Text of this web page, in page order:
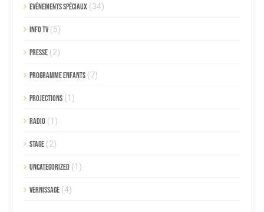
Evénements spéciaux (34)
Info TV (5)
Presse (2)
Programme enfants (7)
Projections (1)
Radio (1)
Stage (2)
Uncategorized (1)
Vernissage (4)